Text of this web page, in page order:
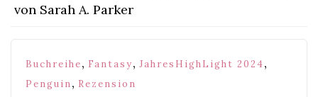
von Sarah A. Parker
Buchreihe, Fantasy, JahresHighLight 2024,
Penguin, Rezension